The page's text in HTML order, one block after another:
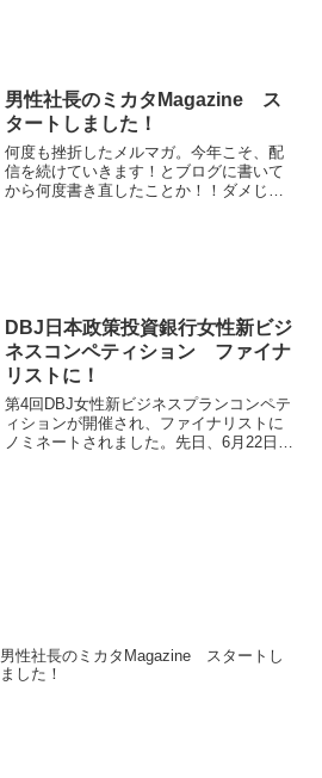
男性社長のミカタMagazine ス
タートしました！
何度も挫折したメルマガ。今年こそ、配
信を続けていきます！とブログに書いて
から何度書き直したことか！！ダメじゃ
DBJ日本政策投資銀行女性新ビジ
ネスコンペティション ファイナ
リストに！
第4回DBJ女性新ビジネスプランコンペテ
ィションが開催され、ファイナリストに
ノミネートされました。先日、6月22日に
男性社長のミカタMagazine スタートし
ました！